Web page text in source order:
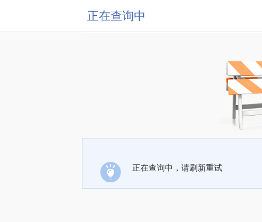
正在查询中
正在查询中，请刷新重试